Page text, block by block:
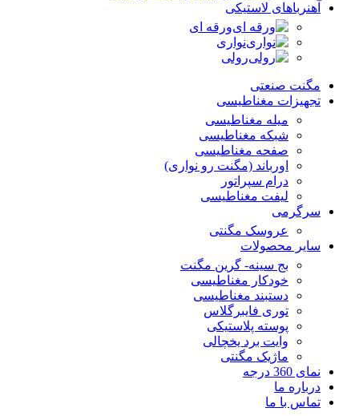
آهنرباهای لاستیکی
ورقه ای
نواری
رولی
مگنت صنعتی
تجهیزات مغناطیسی
میله مغناطیسی
شبکه مغناطیسی
صفحه مغناطیسی
اورباند (مگنت رو نواری)
درام سپراتور
لیفت مغناطیسی
سرگرمی
عروسک مگنتی
سایر محصولات
بج سینه- گرین مگنت
خودکار مغناطیسی
دستبند مغناطیسی
توری فایبرگلاس
پوسته پلاستیکی
وایت برد یخچالی
ماژیک مگنتی
نمای 360 درجه
درباره ما
تماس با ما